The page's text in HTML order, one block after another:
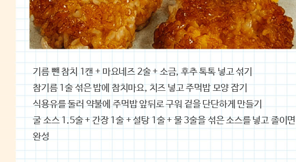
기름 뺀 참치 1캔 + 마요네즈 2술 + 소금, 후추 톡톡 넣고 섞기
참기름 1술 섞은 밥에 참치마요, 치즈 넣고 주먹밥 모양 잡기
식용유를 둘러 약불에 주먹밥 앞뒤로 구워 겉을 단단하게 만들기
굴 소스 1.5술 + 간장 1술 + 설탕 1술 + 물 3술을 섞은 소스를 넣고 졸이면
완성